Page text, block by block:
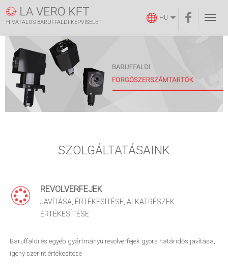
HIVATALOS BARUFFALDI KÉPVISELET
HU
SZOLGÁLTATÁSAINK
REVOLVERFEJEK
JAVÍTÁSA, ÉRTÉKESÍTÉSE, ALKATRÉSZEK
ÉRTÉKESÍTÉSE
Baruffaldi és egyéb gyártmányú revolverfejek gyors határidős javítása,
igény szerint értékesítése